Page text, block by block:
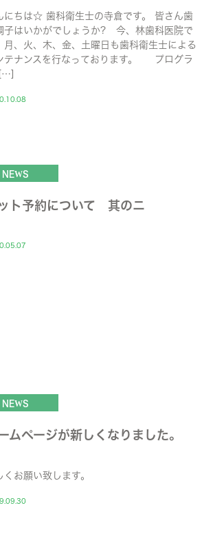
にちは☆ 歯科衛生士の寺倉です。 皆さん歯
子はいかがでしょうか? 今、林歯科医院で
月、火、木、金、土曜日も歯科衛生士による
テナンスを行なっております。 プログラ
NEWS
ト予約について 其のニ
NEWS
ムページが新しくなりました。
くお願い致します。